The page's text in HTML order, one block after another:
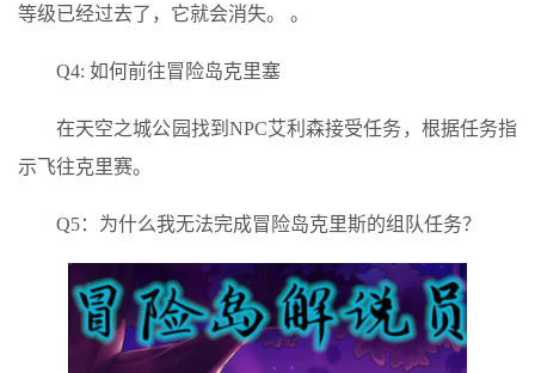
等级已经过去了，它就会消失。 。
Q4: 如何前往冒险岛克里塞
在天空之城公园找到NPC艾利森接受任务，根据任务指
示飞往克里赛。
Q5：为什么我无法完成冒险岛克里斯的组队任务？